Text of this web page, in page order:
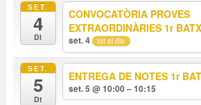
SET.
4
Dl
CONVOCATÒRIA PROVES
EXTRAORDINÀRIES 1r
set. 4 tot el dia
SET.
5
Dt
ENTREGA DE NOTES 1r
set. 5 @ 10:00 – 10:15